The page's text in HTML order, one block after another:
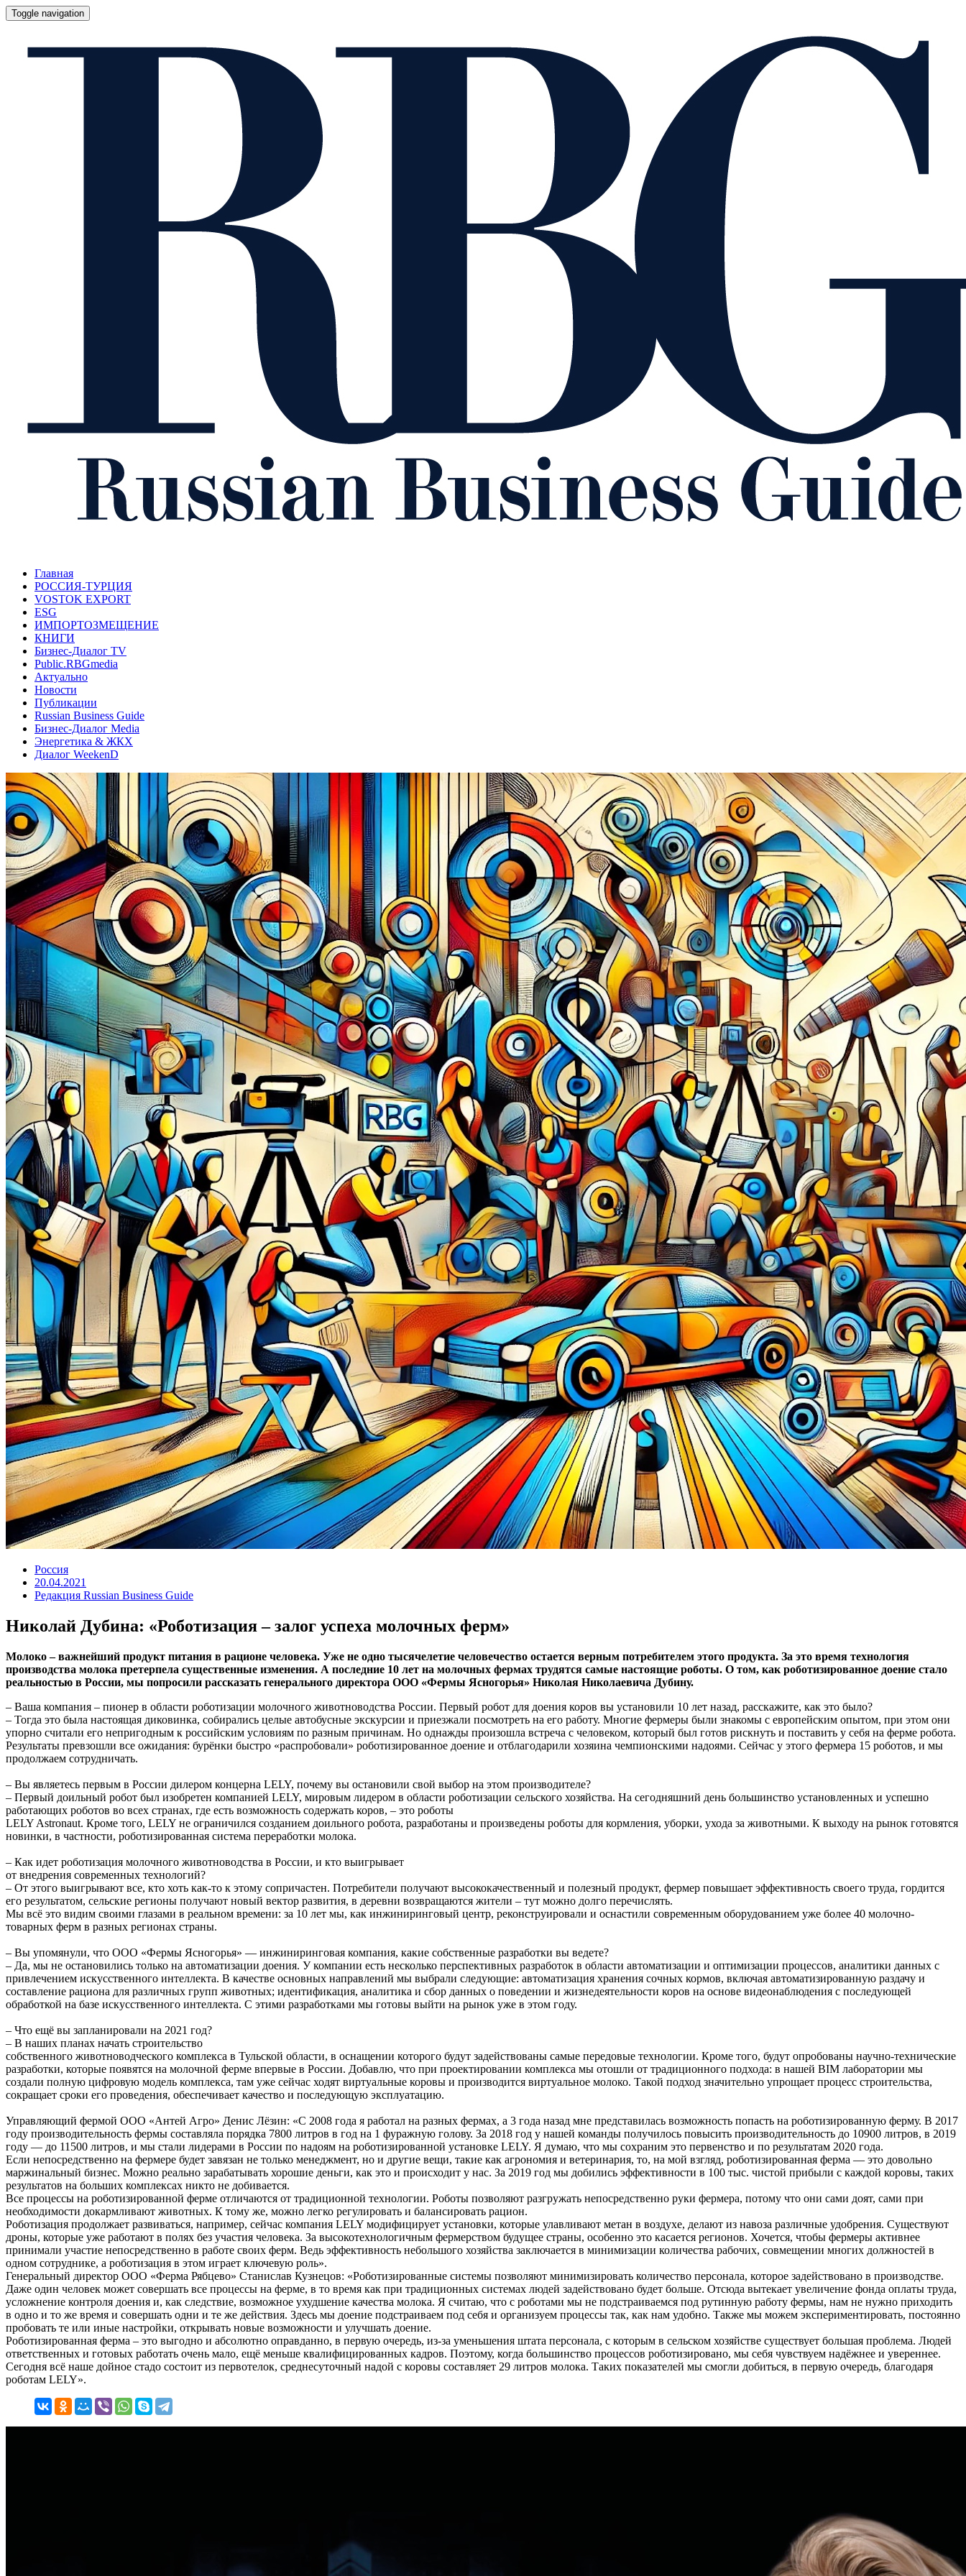
Toggle navigation
Главная
РОССИЯ-ТУРЦИЯ
VOSTOK EXPORT
ESG
ИМПОРТОЗМЕЩЕНИЕ
КНИГИ
Бизнес-Диалог TV
Public.RBGmedia
Актуально
Новости
Публикации
Russian Business Guide
Бизнес-Диалог Media
Энергетика & ЖКХ
Диалог WeekenD
Россия
20.04.2021
Редакция Russian Business Guide
Николай Дубина: «Роботизация – залог успеха молочных ферм»
Молоко – важнейший продукт питания в рационе человека. Уже не одно тысячелетие человечество остается верным потребителем этого продукта. За это время технология
производства молока претерпела существенные изменения. А последние 10 лет на молочных фермах трудятся самые настоящие роботы. О том, как роботизированное доение стало
реальностью в России, мы попросили рассказать генерального директора ООО «Фермы Ясногорья» Николая Николаевича Дубину.
– Ваша компания – пионер в области роботизации молочного животноводства России. Первый робот для доения коров вы установили 10 лет назад, расскажите, как это было?
– Тогда это была настоящая диковинка, собирались целые автобусные экскурсии и приезжали посмотреть на его работу. Многие фермеры были знакомы с европейским опытом, при этом они
упорно считали его непригодным к российским условиям по разным причинам. Но однажды произошла встреча с человеком, который был готов рискнуть и поставить у себя на ферме робота.
Результаты превзошли все ожидания: бурёнки быстро «распробовали» роботизированное доение и отблагодарили хозяина чемпионскими надоями. Сейчас у этого фермера 15 роботов, и мы
продолжаем сотрудничать.
– Вы являетесь первым в России дилером концерна LELY, почему вы остановили свой выбор на этом производителе?
– Первый доильный робот был изобретен компанией LELY, мировым лидером в области роботизации сельского хозяйства. На сегодняшний день большинство установленных и успешно
работающих роботов во всех странах, где есть возможность содержать коров, – это роботы
LELY Astronaut. Кроме того, LELY не ограничился созданием доильного робота, разработаны и произведены роботы для кормления, уборки, ухода за животными. К выходу на рынок готовятся
новинки, в частности, роботизированная система переработки молока.
– Как идет роботизация молочного животноводства в России, и кто выигрывает
от внедрения современных технологий?
– От этого выигрывают все, кто хоть как-то к этому сопричастен. Потребители получают высококачественный и полезный продукт, фермер повышает эффективность своего труда, гордится
его результатом, сельские регионы получают новый вектор развития, в деревни возвращаются жители – тут можно долго перечислять.
Мы всё это видим своими глазами в реальном времени: за 10 лет мы, как инжиниринговый центр, реконструировали и оснастили современным оборудованием уже более 40 молочно-
товарных ферм в разных регионах страны.
– Вы упомянули, что ООО «Фермы Ясногорья» — инжиниринговая компания, какие собственные разработки вы ведете?
– Да, мы не остановились только на автоматизации доения. У компании есть несколько перспективных разработок в области автоматизации и оптимизации процессов, аналитики данных с
привлечением искусственного интеллекта. В качестве основных направлений мы выбрали следующие: автоматизация хранения сочных кормов, включая автоматизированную раздачу и
составление рациона для различных групп животных; идентификация, аналитика и сбор данных о поведении и жизнедеятельности коров на основе видеонаблюдения с последующей
обработкой на базе искусственного интеллекта. С этими разработками мы готовы выйти на рынок уже в этом году.
– Что ещё вы запланировали на 2021 год?
– В наших планах начать строительство
собственного животноводческого комплекса в Тульской области, в оснащении которого будут задействованы самые передовые технологии. Кроме того, будут опробованы научно-технические
разработки, которые появятся на молочной ферме впервые в России. Добавлю, что при проектировании комплекса мы отошли от традиционного подхода: в нашей BIM лаборатории мы
создали полную цифровую модель комплекса, там уже сейчас ходят виртуальные коровы и производится виртуальное молоко. Такой подход значительно упрощает процесс строительства,
сокращает сроки его проведения, обеспечивает качество и последующую эксплуатацию.
Управляющий фермой ООО «Антей Агро» Денис Лёзин: «С 2008 года я работал на разных фермах, а 3 года назад мне представилась возможность попасть на роботизированную ферму. В 2017
году производительность фермы составляла порядка 7800 литров в год на 1 фуражную голову. За 2018 год у нашей команды получилось повысить производительность до 10900 литров, в 2019
году — до 11500 литров, и мы стали лидерами в России по надоям на роботизированной установке LELY. Я думаю, что мы сохраним это первенство и по результатам 2020 года.
Если непосредственно на фермере будет завязан не только менеджмент, но и другие вещи, такие как агрономия и ветеринария, то, на мой взгляд, роботизированная ферма — это довольно
маржинальный бизнес. Можно реально зарабатывать хорошие деньги, как это и происходит у нас. За 2019 год мы добились эффективности в 100 тыс. чистой прибыли с каждой коровы, таких
результатов на больших комплексах никто не добивается.
Все процессы на роботизированной ферме отличаются от традиционной технологии. Роботы позволяют разгружать непосредственно руки фермера, потому что они сами доят, сами при
необходимости докармливают животных. К тому же, можно легко регулировать и балансировать рацион.
Роботизация продолжает развиваться, например, сейчас компания LELY модифицирует установки, которые улавливают метан в воздухе, делают из навоза различные удобрения. Существуют
дроны, которые уже работают в полях без участия человека. За высокотехнологичным фермерством будущее страны, особенно это касается регионов. Хочется, чтобы фермеры активнее
принимали участие непосредственно в работе своих ферм. Ведь эффективность небольшого хозяйства заключается в минимизации количества рабочих, совмещении многих должностей в
одном сотруднике, а роботизация в этом играет ключевую роль».
Генеральный директор ООО «Ферма Рябцево» Станислав Кузнецов: «Роботизированные системы позволяют минимизировать количество персонала, которое задействовано в производстве.
Даже один человек может совершать все процессы на ферме, в то время как при традиционных системах людей задействовано будет больше. Отсюда вытекает увеличение фонда оплаты труда,
усложнение контроля доения и, как следствие, возможное ухудшение качества молока. Я считаю, что с роботами мы не подстраиваемся под рутинную работу фермы, нам не нужно приходить
в одно и то же время и совершать одни и те же действия. Здесь мы доение подстраиваем под себя и организуем процессы так, как нам удобно. Также мы можем экспериментировать, постоянно
пробовать те или иные настройки, открывать новые возможности и улучшать доение.
Роботизированная ферма – это выгодно и абсолютно оправданно, в первую очередь, из-за уменьшения штата персонала, с которым в сельском хозяйстве существует большая проблема. Людей
ответственных и готовых работать очень мало, ещё меньше квалифицированных кадров. Поэтому, когда большинство процессов роботизировано, мы себя чувствуем надёжнее и увереннее.
Сегодня всё наше дойное стадо состоит из первотелок, среднесуточный надой с коровы составляет 29 литров молока. Таких показателей мы смогли добиться, в первую очередь, благодаря
роботам LELY».